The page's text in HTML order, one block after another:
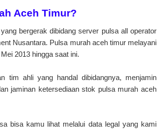
Aceh Timur?
bergerak dibidang server pulsa all operator
Nusantara. Pulsa murah aceh timur melayani
2013 hingga saat ini.
tim ahli yang handal dibidangnya, menjamin
jaminan ketersediaan stok pulsa murah aceh
bisa kamu lihat melalui data legal yang kami